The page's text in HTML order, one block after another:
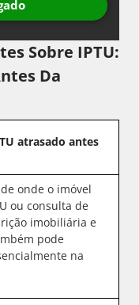
Sobre IPTU:
Da
atrasado antes
onde o imóvel
ou consulta de
imobiliária e
pode
na